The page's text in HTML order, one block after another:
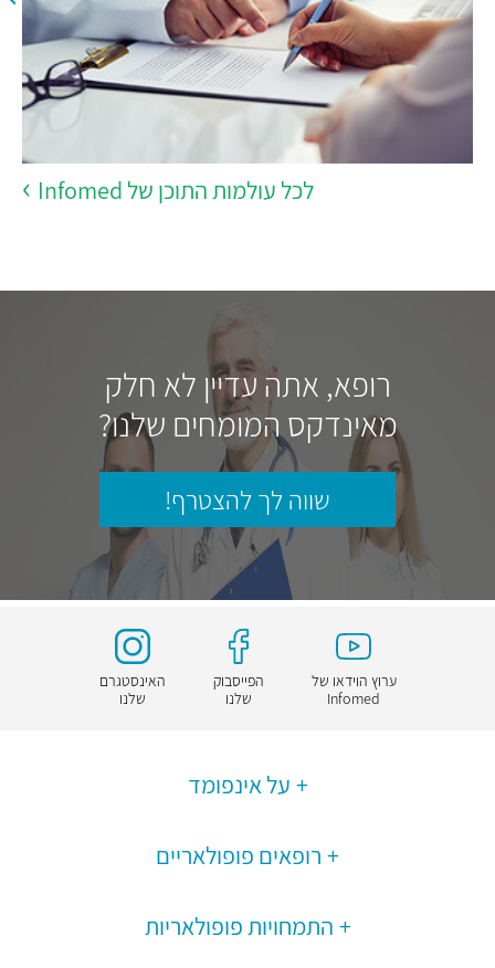
לכל עולמות התוכן של Infomed
רופא, אתה עדיין לא חלק
מאינדקס המומחים שלנו?
שווה לך להצטרף!
ערוץ הוידאו של
Infomed
הפייסבוק
שלנו
האינסטגרם
שלנו
על אינפומד
רופאים פופולאריים
התמחויות פופולאריות